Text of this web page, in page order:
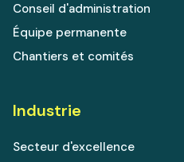
Conseil d'administration
Équipe permanente
Chantiers et comités
Industrie
Secteur d'excellence